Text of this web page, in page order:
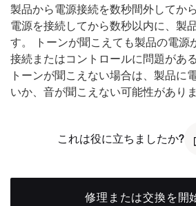
製品から電源接続を数秒間外してか
電源を接続してから数秒以内に、製
す。 トーンが聞こえても製品の電源
接続またはコントロールに問題があ
トーンが聞こえない場合は、製品に
いか、音が聞こえない可能性がありま
これは役に立ちましたか?
修理または交換を開